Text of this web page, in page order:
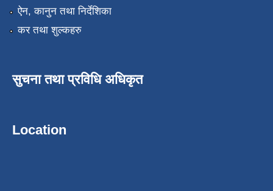
ऐन, कानुन तथा निर्देशिका
कर तथा शुल्कहरु
सुचना तथा प्रविधि अधिकृत
Location